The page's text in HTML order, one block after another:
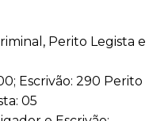
Perito Legista e
Escrivão: 290 Perito
05